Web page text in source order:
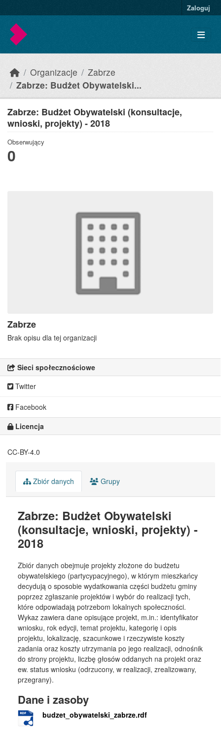
Zaloguj
Organizacje
Zabrze
Zabrze: Budżet Obywatelski...
Zabrze: Budżet Obywatelski (konsultacje,
wnioski, projekty) - 2018
Obserwujący
0
Zabrze
Brak opisu dla tej organizacji
Sieci społecznościowe
Twitter
Facebook
Licencja
CC-BY-4.0
Zbiór danych Grupy
Zabrze: Budżet Obywatelski
(konsultacje, wnioski, projekty) -
2018
Zbiór danych obejmuje projekty złożone do budżetu
obywatelskiego (partycypacyjnego), w którym mieszkańcy
decydują o sposobie wydatkowania części budżetu gminy
poprzez zgłaszanie projektów i wybór do realizacji tych,
które odpowiadają potrzebom lokalnych społeczności.
Wykaz zawiera dane opisujące projekt, m.in.: identyfikator
wniosku, rok edycji, temat projektu, kategorię i opis
projektu, lokalizację, szacunkowe i rzeczywiste koszty
zadania oraz koszty utrzymania po jego realizacji, odnośnik
do strony projektu, liczbę głosów oddanych na projekt oraz
ew. status wniosku (odrzucony, w realizacji, zrealizowany,
przegrany).
Dane i zasoby
budzet_obywatelski_zabrze.rdf